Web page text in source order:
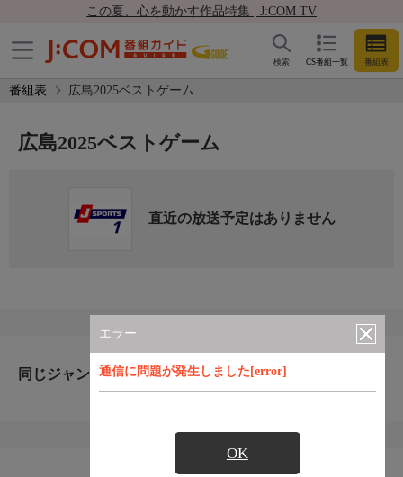
この夏、心を動かす作品特集 | J:COM TV
CS番組一覧 番組表
検索
番組表 広島2025ベストゲーム
エラー
通信に問題が発生しました[error]
OK
広島2025ベストゲーム
直近の放送予定はありません
同じジャンルのおすすめ番組